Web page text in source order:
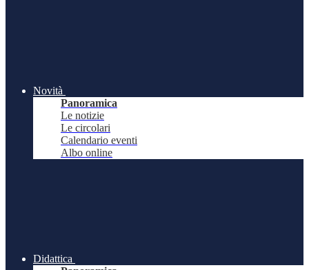
Novità
Panoramica
Le notizie
Le circolari
Calendario eventi
Albo online
Didattica